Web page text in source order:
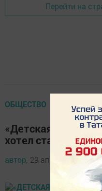
Перейти на
ОБЩЕСТВО
«Детская мечта»:
хотел стать
автор, 29 апреля 2020 -